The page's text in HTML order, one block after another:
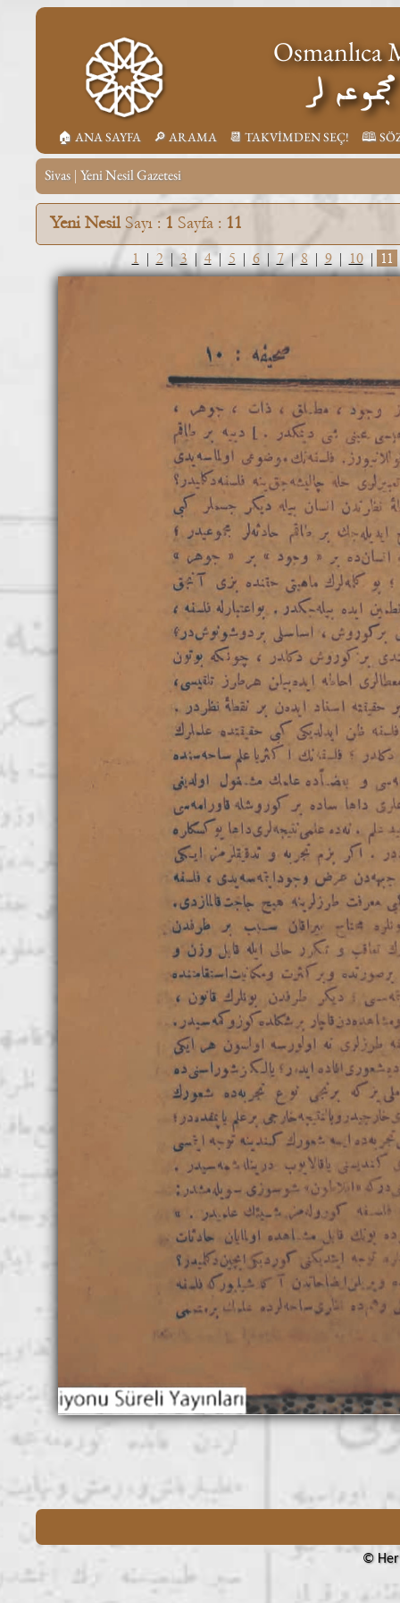
Osmanlıca
لر
🏠︎ ANA SAYFA 🔎︎ ARAMA 📆︎ TAKVİMDEN SEÇ! 🕮
Sivas | Yeni Nesil Gazetesi
Yeni NesilSayı : 1 Sayfa : 11
1 | 2 | 3 | 4 | 5 | 6 | 7 | 8 | 9 | 10 | 11
© Her